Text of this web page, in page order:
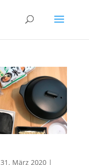
31. März 2020|